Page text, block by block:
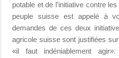
potable et de l’initiative contre
peuple suisse est appelé à
demandes de ces deux
agricole suisse sont justifiées
«il faut indéniablement